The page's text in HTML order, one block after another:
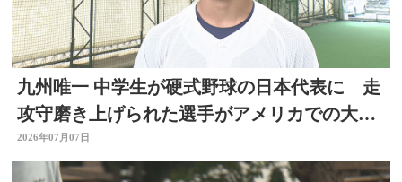
九州唯一 中学生が硬式野球の日本代表に 走
攻守磨き上げられた選手がアメリカでの大会
出場へ 大分
2026年07月07日